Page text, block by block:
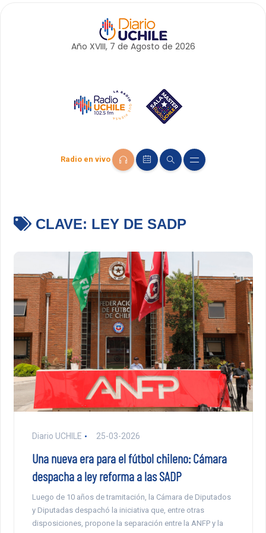
Año XVIII, 7 de Agosto de 2026
Radio en vivo
CLAVE: LEY DE SADP
Diario UCHILE 25-03-2026
Una nueva era para el fútbol chileno: Cámara
despacha a ley reforma a las SADP
Luego de 10 años de tramitación, la Cámara de Diputados
y Diputadas despachó la iniciativa que, entre otras
disposiciones, propone la separación entre la ANFP y la